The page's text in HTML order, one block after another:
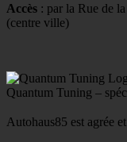
Accès : par la Rue de
(centre ville)
Quantum Tuning –
Autohaus85 est agrée